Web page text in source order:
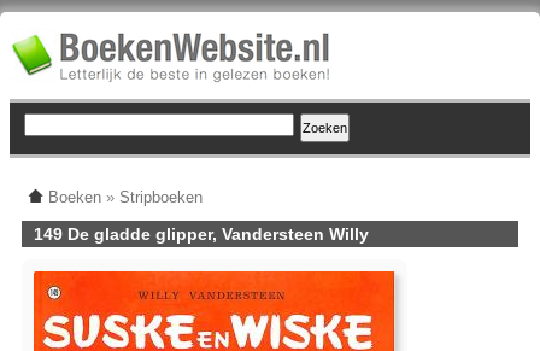
Boeken » Stripboeken
149 De gladde glipper, Vandersteen Willy